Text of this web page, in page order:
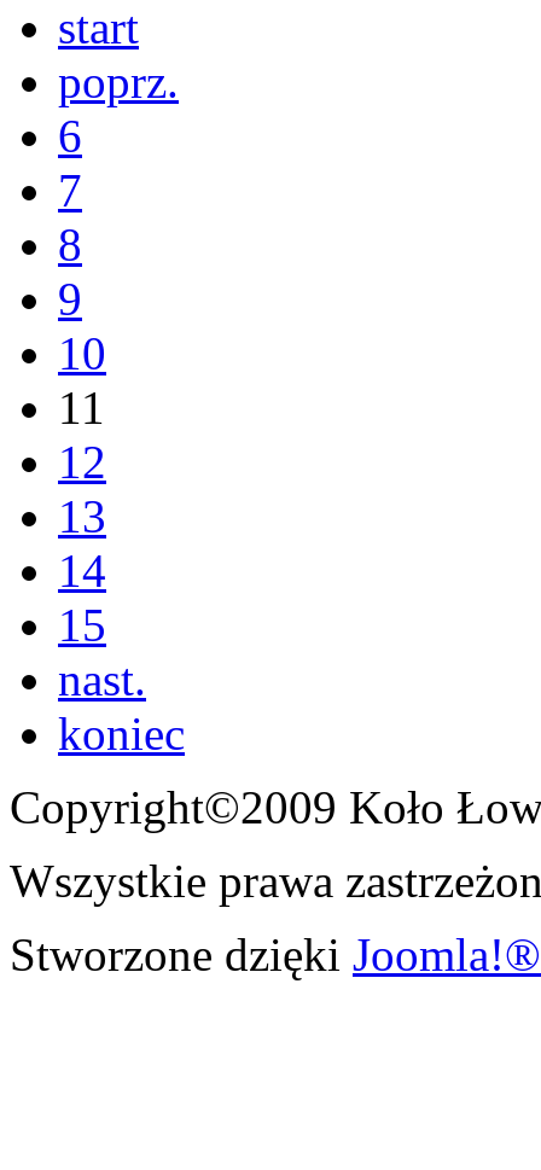
start
poprz.
6
7
8
9
10
11
12
13
14
15
nast.
koniec
Copyright©2009 Koło
Wszystkie prawa
Stworzone dzięki Joomla!®